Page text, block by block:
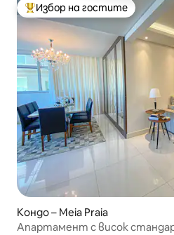
Най-популярен избор на
Избор на гостите
Кондо – Meia Praia
Апартамент с висок